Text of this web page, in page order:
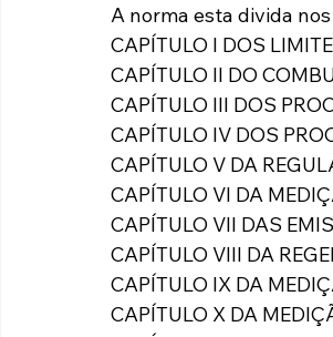
A norma esta divida
CAPÍTULO I DOS
CAPÍTULO II DO
CAPÍTULO III DOS
CAPÍTULO IV DOS
CAPÍTULO V DA
CAPÍTULO VI DA
CAPÍTULO VII DAS
CAPÍTULO VIII DA
CAPÍTULO IX DA
CAPÍTULO X DA